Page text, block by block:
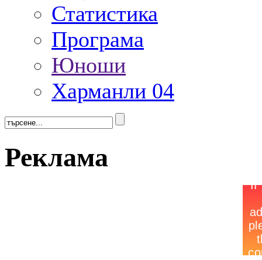
Статистика
Програма
Юноши
Харманли 04
Реклама